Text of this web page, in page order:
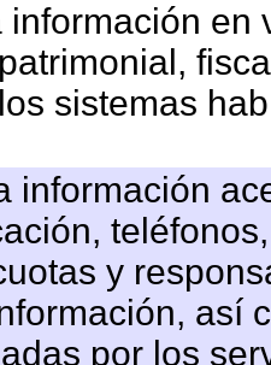
información
sistemas
información
y
así
por los